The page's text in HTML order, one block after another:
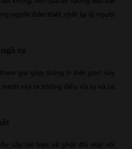
người thân thiết nhất lại là người
gia giao thông ở thời gian này
xảy ra những điều rủi ro và tai
sắp tới bạn sẽ phải đối mặt với